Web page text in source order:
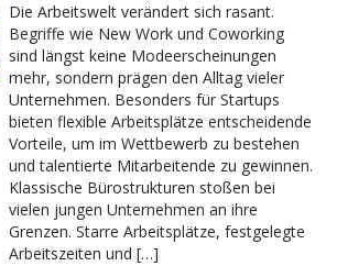
Die Arbeitswelt verändert sich rasant.
Begriffe wie New Work und Coworking
sind längst keine Modeerscheinungen
mehr, sondern prägen den Alltag vieler
Unternehmen. Besonders für Startups
bieten flexible Arbeitsplätze entscheidende
Vorteile, um im Wettbewerb zu bestehen
und talentierte Mitarbeitende zu gewinnen.
Klassische Bürostrukturen stoßen bei
vielen jungen Unternehmen an ihre
Grenzen. Starre Arbeitsplätze, festgelegte
Arbeitszeiten und […]